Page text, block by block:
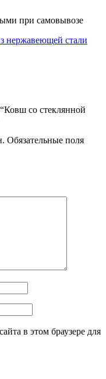
при самовывозе
нержавеющей стали
со стеклянной
Обязательные поля
в этом браузере для